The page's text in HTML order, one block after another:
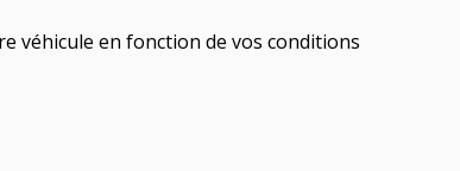
véhicule en fonction de vos conditions